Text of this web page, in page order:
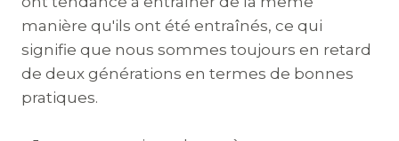
manière qu'ils ont été entraînés, ce qui
signifie que nous sommes toujours en retard
de deux générations en termes de bonnes
pratiques.